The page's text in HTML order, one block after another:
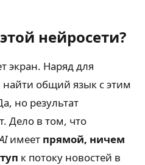
нейросети?
Наряд для
общий язык с этим
но результат
Дело в том, что
имеет прямой, ничем
к потоку новостей в